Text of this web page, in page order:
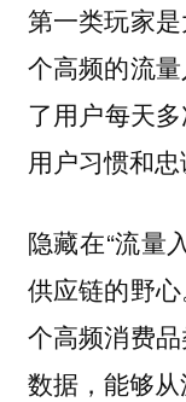
第一类玩家
个高频的流
了用户每天
用户习惯和忠
隐藏在“流量
供应链的野
个高频消费
数据，能够从